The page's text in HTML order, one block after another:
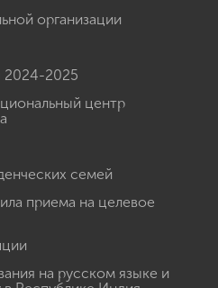
организации
2024-2025
центр
семей
приема на целевое
на русском языке и